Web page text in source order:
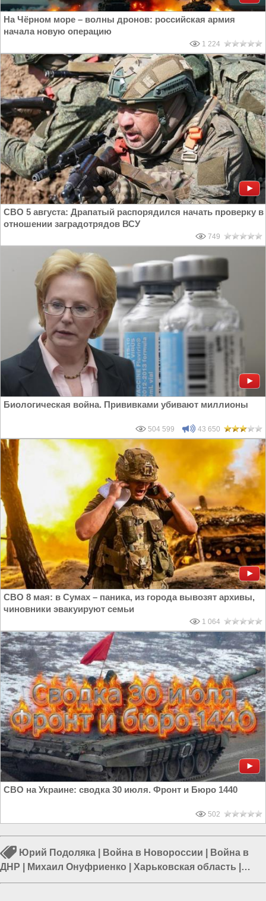
На Чёрном море – волны дронов: российская армия
начала новую операцию
1 224
СВО 5 августа: Драпатый распорядился начать проверку в
отношении заградотрядов ВСУ
749
Биологическая война. Прививками убивают миллионы
504 599 43 650
СВО 8 мая: в Сумах – паника, из города вывозят архивы,
чиновники эвакуируют семьи
1 064
СВО на Украине: сводка 30 июля. Фронт и Бюро 1440
502
Юрий Подоляка Война в Новороссии
Война в
ДНР
Михаил Онуфриенко Харьковская область
Армия России|Запорожская область